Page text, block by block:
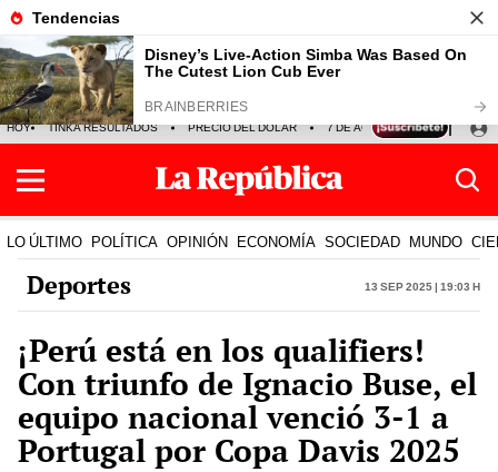
HOY TINKA RESULTADOS PRECIO DEL DÓLAR 7 DE AGOSTO OLLANTA
LO ÚLTIMO POLÍTICA OPINIÓN ECONOMÍA SOCIEDAD MUNDO
Deportes 13 Sep 2025 | 19:03 h
¡Perú está en los qualifiers!
Con triunfo de Ignacio Buse, el
equipo nacional venció 3-1 a
Portugal por Copa Davis 2025